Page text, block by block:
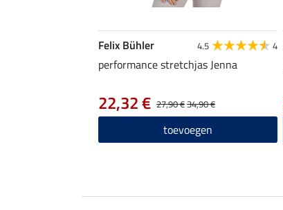
Felix Bühler 4.5 4
performance stretchjas Jenna
27,90 €34,90 €
22,32 €
toevoegen